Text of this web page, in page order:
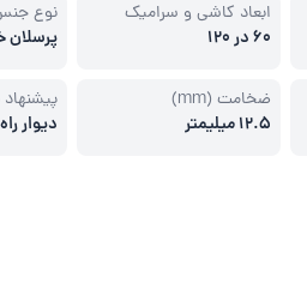
ابعاد کاشی و سرامیک
60 در 120
نوع
ضخامت (mm)
12.5 میلیمتر
دیوار